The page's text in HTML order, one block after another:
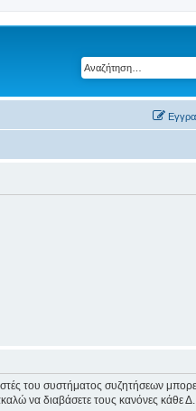
του συστήματος συζητήσεων
να διαβάσετε τους κανόνες κάθε